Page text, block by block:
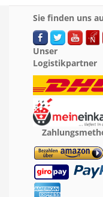
Sie finden uns
Unser
Logistikpartner